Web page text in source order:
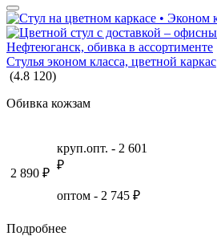
Стулья эконом класса, цветной каркас
(4.8 120)
Обивка кожзам
2 890 ₽
круп.опт. - 2 601
₽
оптом - 2 745 ₽
Подробнее